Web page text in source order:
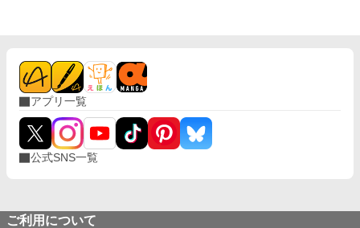
アプリ一覧
公式SNS一覧
ご利用について